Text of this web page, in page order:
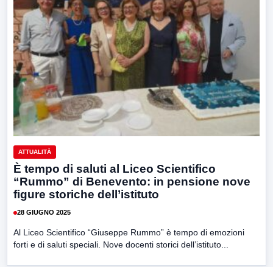
ATTUALITÀ
È tempo di saluti al Liceo Scientifico
“Rummo” di Benevento: in pensione nove
figure storiche dell’istituto
28 GIUGNO 2025
Al Liceo Scientifico “Giuseppe Rummo” è tempo di emozioni
forti e di saluti speciali. Nove docenti storici dell’istituto...